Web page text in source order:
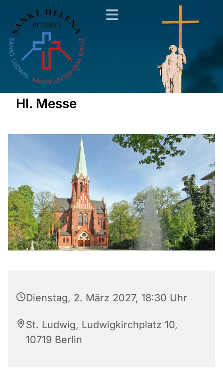
Hl. Messe
Dienstag, 2. März 2027, 18:30 Uhr
St. Ludwig, Ludwigkirchplatz 10,
10719 Berlin